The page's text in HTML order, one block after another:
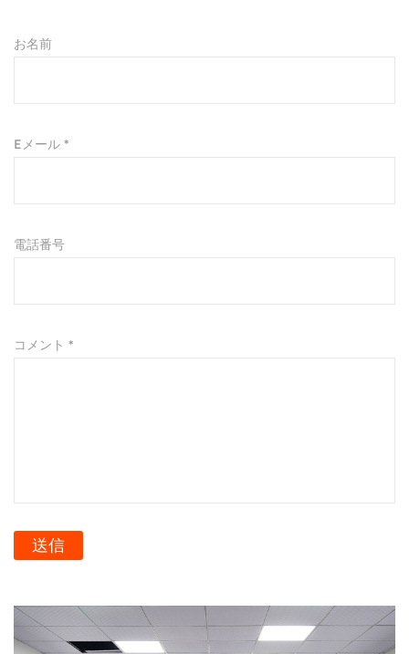
お名前
Eメール *
電話番号
コメント *
送信